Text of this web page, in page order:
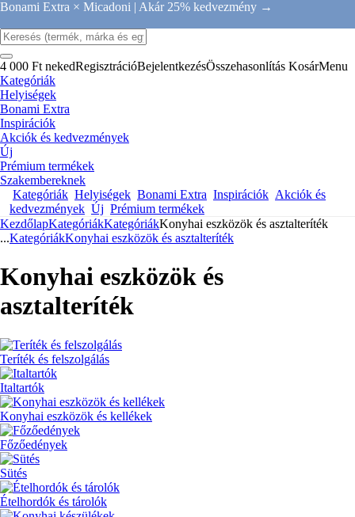
Bonami Extra × Micadoni | Akár 25% kedvezmény →
4 000 Ft nekedRegisztrációBejelentkezésÖsszehasonlítás KosárMenu
Kategóriák
Helyiségek
Bonami Extra
Inspirációk
Akciók és kedvezmények
Új
Prémium termékek
Szakembereknek
Kategóriák Helyiségek Bonami Extra Inspirációk Akciók és
kedvezmények Új Prémium termékek
KezdőlapKategóriákKategóriákKonyhai eszközök és asztalteríték
...KategóriákKonyhai eszközök és asztalteríték
Konyhai eszközök és
asztalteríték
Teríték és felszolgálás
Italtartók
Konyhai eszközök és kellékek
Főzőedények
Sütés
Ételhordók és tárolók